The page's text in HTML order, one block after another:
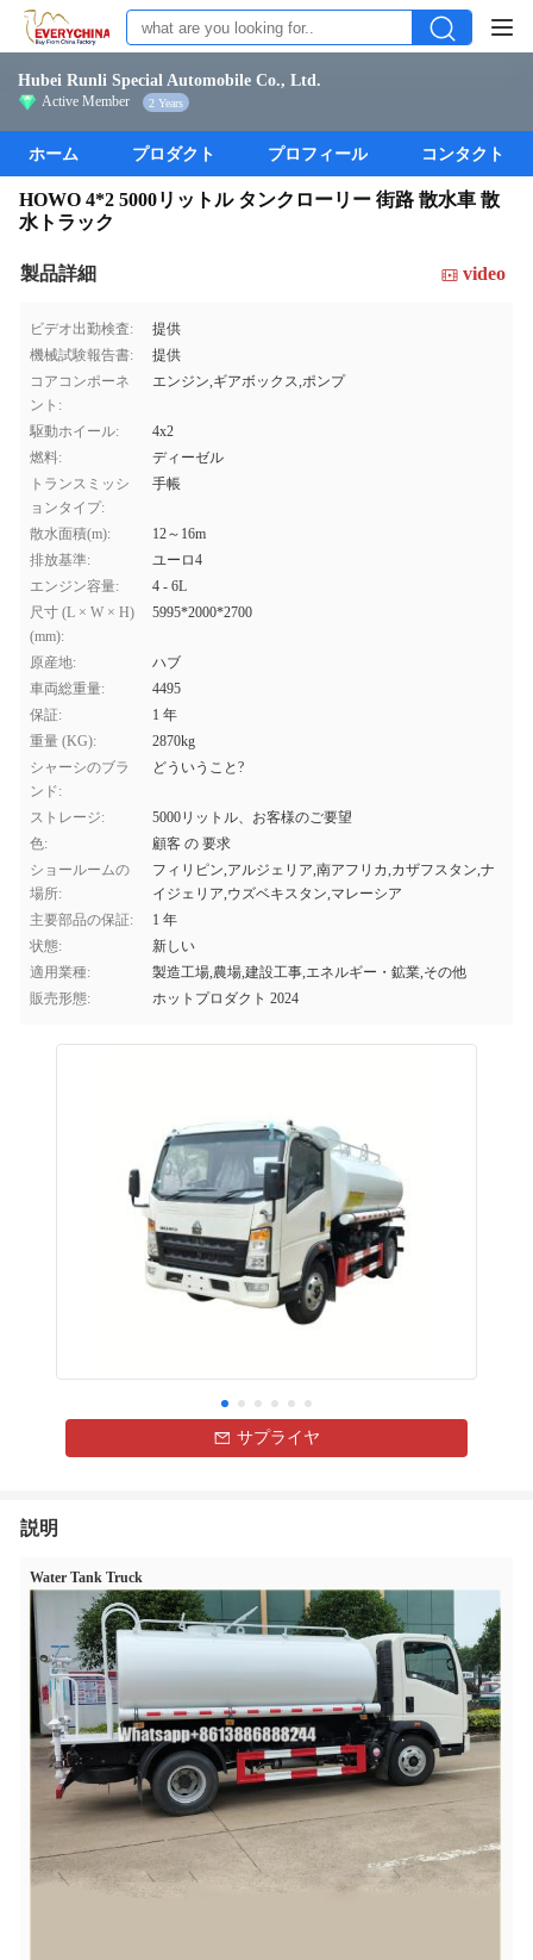
Hubei Runli Special Automobile Co., Ltd.
Active Member 2 Years
ホーム プロダクト プロフィール コンタクト
HOWO 4*2 5000リットル タンクローリー 街路 散水車 散
水トラック
製品詳細 video
ビデオ出勤検査:
提供
機械試験報告書:
提供
コアコンポーネ
ント:
エンジン,ギアボックス,ポンプ
駆動ホイール:
4x2
燃料:
ディーゼル
トランスミッシ
ョンタイプ:
手帳
散水面積(m):
12～16m
排放基準:
ユーロ4
エンジン容量:
4 - 6L
尺寸 (L × W × H)
(mm):
5995*2000*2700
原産地:
ハブ
車両総重量:
4495
保証:
1 年
重量 (KG):
2870kg
シャーシのブラ
ンド:
どういうこと?
ストレージ:
5000リットル、お客様のご要望
色:
顧客 の 要求
ショールームの
場所:
フィリピン,アルジェリア,南アフリカ,カザフスタン,ナ
イジェリア,ウズベキスタン,マレーシア
主要部品の保証:
1 年
状態:
新しい
適用業種:
製造工場,農場,建設工事,エネルギー・鉱業,その他
販売形態:
ホットプロダクト 2024
サプライヤ
説明
Water Tank Truck